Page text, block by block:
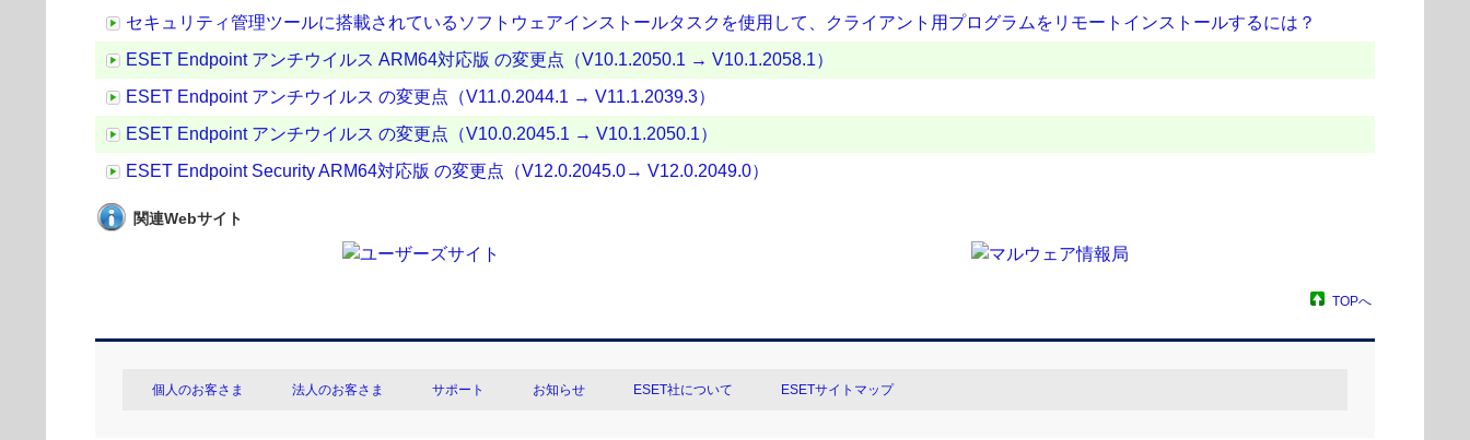
セキュリティ管理ツールに搭載されているソフトウェアインストールタスクを使用して、クライアント用プログラムをリモートインストールするには？
ESET Endpoint アンチウイルス ARM64対応版 の変更点（V10.1.2050.1 → V10.1.2058.1）
ESET Endpoint アンチウイルス の変更点（V11.0.2044.1 → V11.1.2039.3）
ESET Endpoint アンチウイルス の変更点（V10.0.2045.1 → V10.1.2050.1）
ESET Endpoint Security ARM64対応版 の変更点（V12.0.2045.0→ V12.0.2049.0）
関連Webサイト
TOPへ
個人のお客さま 法人のお客さま サポート お知らせ ESET社について ESETサイトマップ